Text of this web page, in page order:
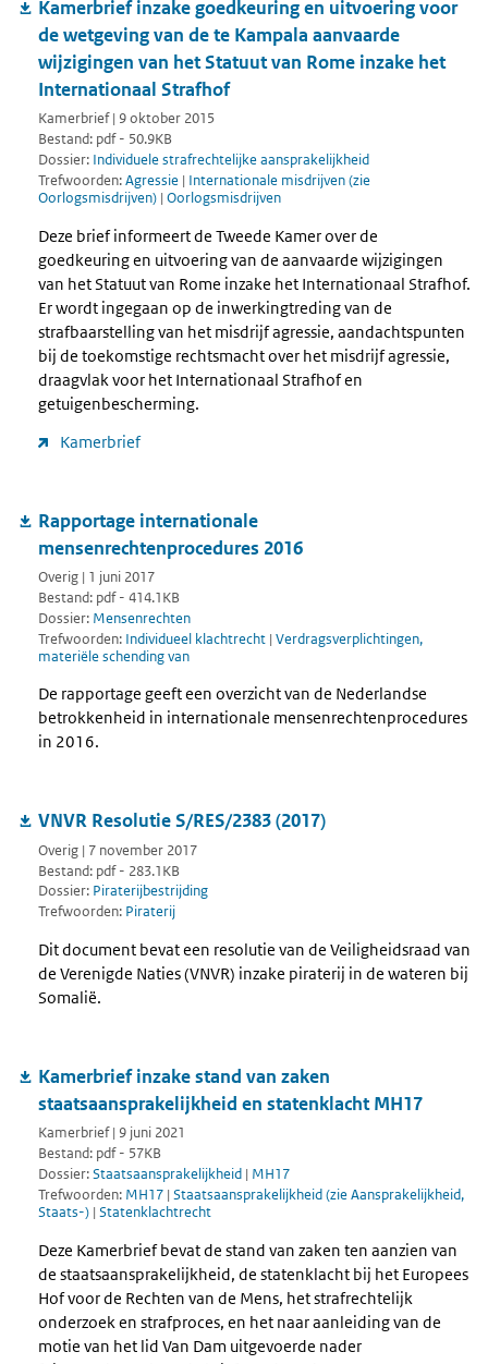
Kamerbrief inzake goedkeuring en uitvoering voor
de wetgeving van de te Kampala aanvaarde
wijzigingen van het Statuut van Rome inzake het
Internationaal Strafhof
Kamerbrief | 9 oktober 2015
Bestand: pdf - 50.9KB
Dossier: Individuele strafrechtelijke aansprakelijkheid
Trefwoorden:Agressie | Internationale misdrijven (zie
Oorlogsmisdrijven) | Oorlogsmisdrijven
Deze brief informeert de Tweede Kamer over de
goedkeuring en uitvoering van de aanvaarde wijzigingen
van het Statuut van Rome inzake het Internationaal Strafhof.
Er wordt ingegaan op de inwerkingtreding van de
strafbaarstelling van het misdrijf agressie, aandachtspunten
bij de toekomstige rechtsmacht over het misdrijf agressie,
draagvlak voor het Internationaal Strafhof en
getuigenbescherming.
Kamerbrief
Rapportage internationale
mensenrechtenprocedures 2016
Overig | 1 juni 2017
Bestand: pdf - 414.1KB
Dossier: Mensenrechten
Trefwoorden: Individueel klachtrecht | Verdragsverplichtingen,
materiële schending van
De rapportage geeft een overzicht van de Nederlandse
betrokkenheid in internationale mensenrechtenprocedures
in 2016.
VNVR Resolutie S/RES/2383 (2017)
Overig | 7 november 2017
Bestand: pdf - 283.1KB
Dossier: Piraterijbestrijding
Trefwoorden: Piraterij
Dit document bevat een resolutie van de Veiligheidsraad van
de Verenigde Naties (VNVR) inzake piraterij in de wateren bij
Somalië.
Kamerbrief inzake stand van zaken
staatsaansprakelijkheid en statenklacht MH17
Kamerbrief | 9 juni 2021
Bestand: pdf - 57KB
Dossier:Staatsaansprakelijkheid | MH17
Trefwoorden: MH17 | Staatsaansprakelijkheid (zie Aansprakelijkheid,
Staats-) | Statenklachtrecht
Deze Kamerbrief bevat de stand van zaken ten aanzien van
de staatsaansprakelijkheid, de statenklacht bij het Europees
Hof voor de Rechten van de Mens, het strafrechtelijk
onderzoek en strafproces, en het naar aanleiding van de
motie van het lid Van Dam uitgevoerde nader